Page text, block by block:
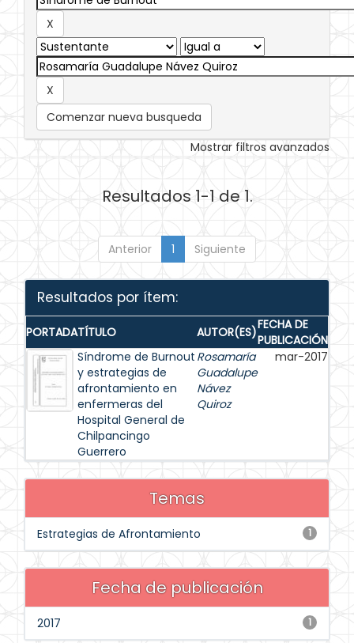
Comenzar nueva busqueda
Mostrar filtros avanzados
Resultados 1-1 de 1.
Anterior 1 Siguiente
Resultados por ítem:
PORTADATÍTULO AUTOR(ES)FECHA DE
PUBLICACIÓN
Síndrome de Burnout
y estrategias de
afrontamiento en
enfermeras del
Hospital General de
Chilpancingo
Guerrero
Rosamaría
Guadalupe
Návez
Quiroz
mar-2017
Temas
1
Estrategias de Afrontamiento
Fecha de publicación
1
2017